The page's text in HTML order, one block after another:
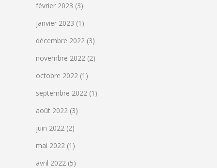
février 2023 (3)
janvier 2023 (1)
décembre 2022 (3)
novembre 2022 (2)
octobre 2022 (1)
septembre 2022 (1)
août 2022 (3)
juin 2022 (2)
mai 2022 (1)
avril 2022 (5)